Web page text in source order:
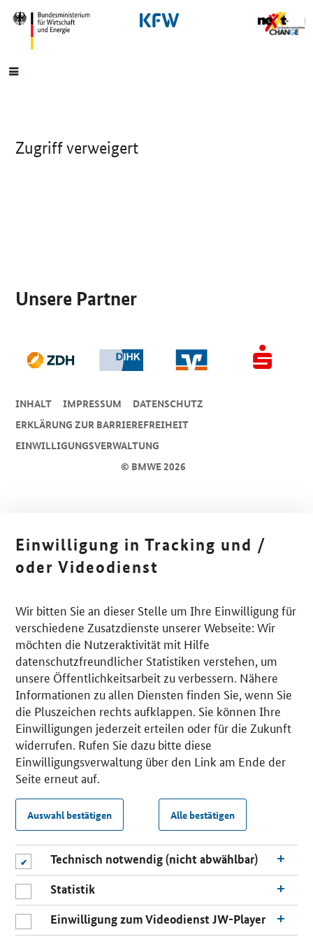
SrOnlyNavigation
Hauptmenü
Zugriff verweigert
Unsere Partner
© BMWE 2026
INHALT IMPRESSUM
DA­TEN­SCHUTZ
ERKLÄRUNG ZUR BARRIEREFREIHEIT
EINWILLIGUNGSVERWALTUNG
Einwilligung in Tracking und /
oder Videodienst
Wir bitten Sie an dieser Stelle um Ihre Einwilligung für
verschiedene Zusatzdienste unserer Webseite: Wir
möchten die Nutzeraktivität mit Hilfe
datenschutzfreundlicher Statistiken verstehen, um
unsere Öffentlichkeitsarbeit zu verbessern. Nähere
Informationen zu allen Diensten finden Sie, wenn Sie
die Pluszeichen rechts aufklappen. Sie können Ihre
Einwilligungen jederzeit erteilen oder für die Zukunft
widerrufen. Rufen Sie dazu bitte diese
Einwilligungsverwaltung über den Link am Ende der
Seite erneut auf.
Auswahl bestätigen Alle bestätigen
Technisch notwendig (nicht abwählbar)
Statistik
Einwilligung zum Videodienst JW-Player